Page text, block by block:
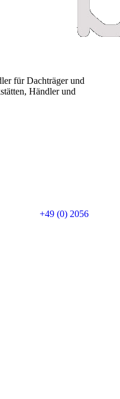
für Dachträger und
Händler und
+49 (0) 2056